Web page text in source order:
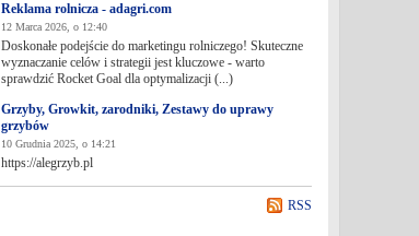
Reklama rolnicza - adagri.com
12 Marca 2026, o 12:40
Doskonałe podejście do marketingu rolniczego! Skuteczne
wyznaczanie celów i strategii jest kluczowe - warto
sprawdzić Rocket Goal dla optymalizacji (...)
Grzyby, Growkit, zarodniki, Zestawy do uprawy
grzybów
10 Grudnia 2025, o 14:21
https://alegrzyb.pl
RSS